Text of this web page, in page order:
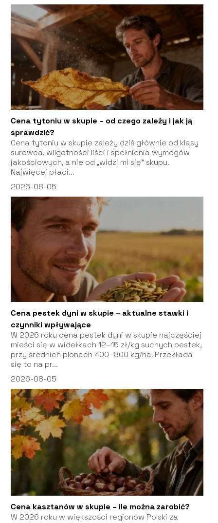
Cena tytoniu w skupie – od czego zależy i jak ją
sprawdzić?
Cena tytoniu w skupie zależy dziś głównie od klasy
surowca, wilgotności liści i spełnienia wymogów
jakościowych, a nie od „widzi mi się” skupu.
Najwięcej płaci...
2026-08-05
Cena pestek dyni w skupie – aktualne stawki i
czynniki wpływające
W 2026 roku cena pestek dyni w skupie najczęściej
mieści się w widełkach 12–15 zł/kg suchych pestek,
przy średnich plonach 400–800 kg/ha. Przekłada
się to na pr...
2026-08-05
Cena kasztanów w skupie – ile można zarobić?
W 2026 roku w większości regionów Polski za